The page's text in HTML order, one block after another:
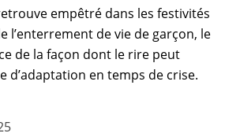
empêtré dans les festivités
l’enterrement de vie de garçon, le
de la façon dont le rire peut
d’adaptation en temps de crise.